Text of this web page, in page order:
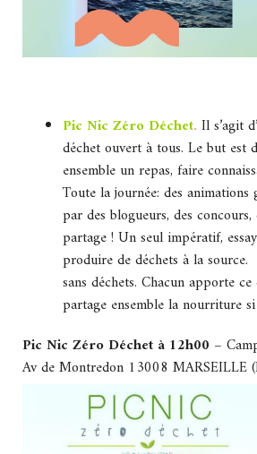
Pic Nic Zéro Déchet. Il s’agit
déchet ouvert à tous. Le but est
ensemble un repas, faire
Toute la journée: des animations
par des blogueurs, des
partage ! Un seul impératif,
produire de déchets à la
sans déchets. Chacun apporte
partage ensemble la nourriture
Pic Nic Zéro Déchet à 12h00 –
Av de Montredon 13008 MARSEILLE